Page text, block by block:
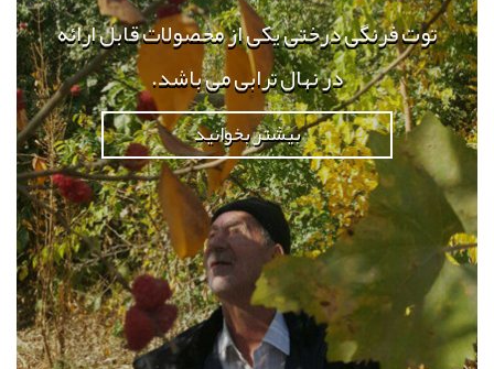
توت فرنگی درختی یکی از محصولات قابل ارائه
در نهال ترابی می باشد.
بیشتر بخوانید